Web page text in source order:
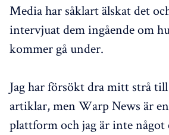
Media har såklart älskat det
intervjuat dem ingående om
kommer gå under.
Jag har försökt dra mitt strå
artiklar, men Warp News är
plattform och jag är inte något